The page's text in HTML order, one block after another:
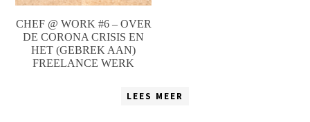
CHEF @ WORK #6 – OVER
DE CORONA CRISIS EN
HET (GEBREK AAN)
FREELANCE WERK
LEES MEER